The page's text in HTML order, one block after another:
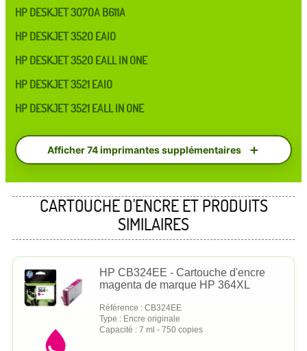
HP DESKJET 3070A B611A
HP DESKJET 3520 EAIO
HP DESKJET 3520 EALL IN ONE
HP DESKJET 3521 EAIO
HP DESKJET 3521 EALL IN ONE
Afficher 74 imprimantes supplémentaires
CARTOUCHE D'ENCRE ET PRODUITS
SIMILAIRES
HP CB324EE - Cartouche d'encre
magenta de marque HP 364XL
Référence : CB324EE
Type : Encre originale
Capacité : 7 ml - 750 copies